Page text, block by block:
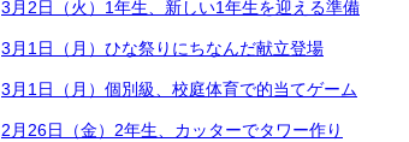
3月2日（火）1年生、新しい1年生を迎える準備
3月1日（月）ひな祭りにちなんだ献立登場
3月1日（月）個別級、校庭体育で的当てゲーム
2月26日（金）2年生、カッターでタワー作り